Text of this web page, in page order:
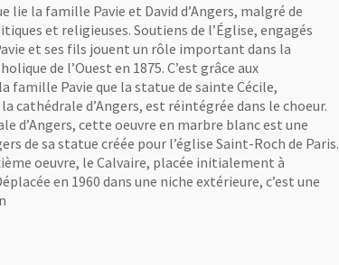
lie la famille Pavie et David d’Angers, malgré de
et religieuses. Soutiens de l’Église, engagés
et ses fils jouent un rôle important dans la
de l’Ouest en 1875. C’est grâce aux
famille Pavie que la statue de sainte Cécile,
cathédrale d’Angers, est réintégrée dans le choeur.
d’Angers, cette oeuvre en marbre blanc est une
de sa statue créée pour l’église Saint-Roch de Paris.
oeuvre, le Calvaire, placée initialement à
en 1960 dans une niche extérieure, c’est une